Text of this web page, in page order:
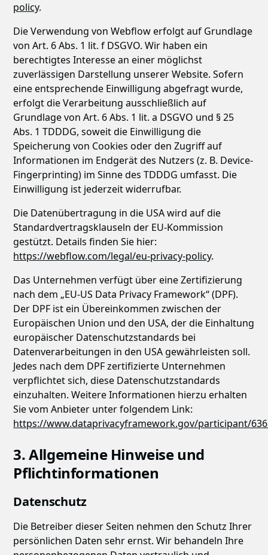
policy.
Die Verwendung von Webflow erfolgt auf Grundlage
von Art. 6 Abs. 1 lit. f DSGVO. Wir haben ein
berechtigtes Interesse an einer möglichst
zuverlässigen Darstellung unserer Website. Sofern
eine entsprechende Einwilligung abgefragt wurde,
erfolgt die Verarbeitung ausschließlich auf
Grundlage von Art. 6 Abs. 1 lit. a DSGVO und § 25
Abs. 1 TDDDG, soweit die Einwilligung die
Speicherung von Cookies oder den Zugriff auf
Informationen im Endgerät des Nutzers (z. B. Device-
Fingerprinting) im Sinne des TDDDG umfasst. Die
Einwilligung ist jederzeit widerrufbar.
Die Datenübertragung in die USA wird auf die
Standardvertragsklauseln der EU-Kommission
gestützt. Details finden Sie hier:
https://webflow.com/legal/eu-privacy-policy.
Das Unternehmen verfügt über eine Zertifizierung
nach dem „EU-US Data Privacy Framework“ (DPF).
Der DPF ist ein Übereinkommen zwischen der
Europäischen Union und den USA, der die Einhaltung
europäischer Datenschutzstandards bei
Datenverarbeitungen in den USA gewährleisten soll.
Jedes nach dem DPF zertifizierte Unternehmen
verpflichtet sich, diese Datenschutzstandards
einzuhalten. Weitere Informationen hierzu erhalten
Sie vom Anbieter unter folgendem Link:
https://www.dataprivacyframework.gov/participant/
3. Allgemeine Hinweise und
Pflicht­informationen
Datenschutz
Die Betreiber dieser Seiten nehmen den Schutz Ihrer
persönlichen Daten sehr ernst. Wir behandeln Ihre